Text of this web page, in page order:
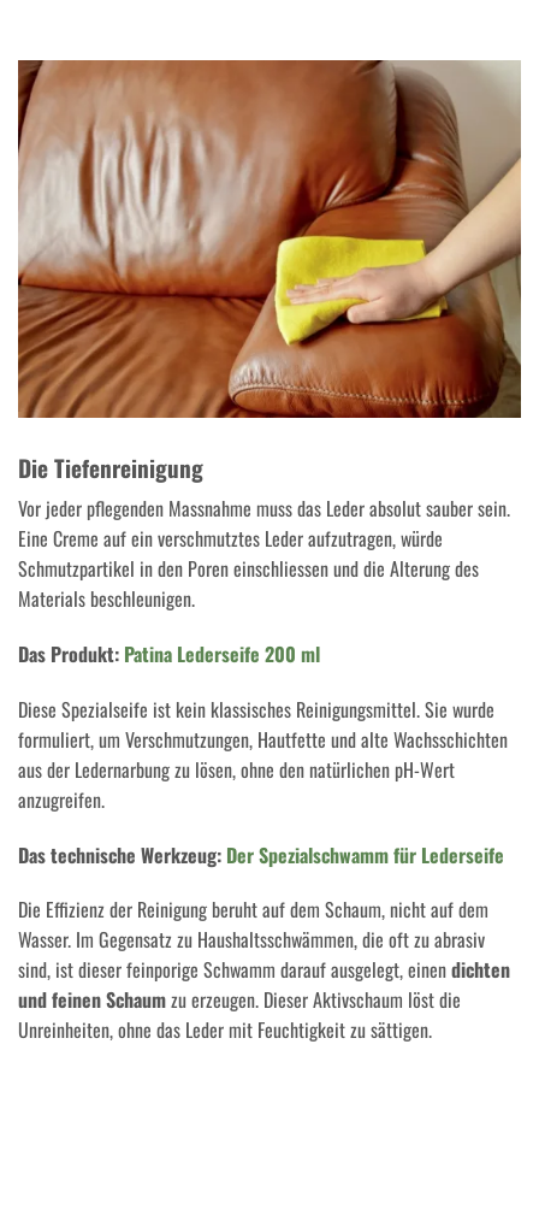
Die Tiefenreinigung
Vor jeder pflegenden Massnahme muss das Leder absolut sauber sein.
Eine Creme auf ein verschmutztes Leder aufzutragen, würde
Schmutzpartikel in den Poren einschliessen und die Alterung des
Materials beschleunigen.
Das Produkt: Patina Lederseife 200 ml
Diese Spezialseife ist kein klassisches Reinigungsmittel. Sie wurde
formuliert, um Verschmutzungen, Hautfette und alte Wachsschichten
aus der Ledernarbung zu lösen, ohne den natürlichen pH-Wert
anzugreifen.
Das technische Werkzeug: Der Spezialschwamm für Lederseife
Die Effizienz der Reinigung beruht auf dem Schaum, nicht auf dem
Wasser. Im Gegensatz zu Haushaltsschwämmen, die oft zu abrasiv
sind, ist dieser feinporige Schwamm darauf ausgelegt, einendichten
und feinen Schaumzu erzeugen. Dieser Aktivschaum löst die
Unreinheiten, ohne das Leder mit Feuchtigkeit zu sättigen.